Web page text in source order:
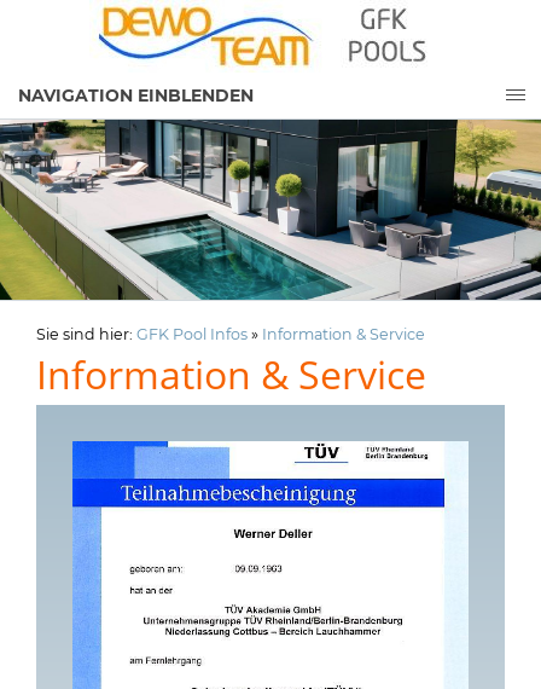
NAVIGATION EINBLENDEN
Sie sind hier: GFK Pool Infos » Information & Service
Information & Service